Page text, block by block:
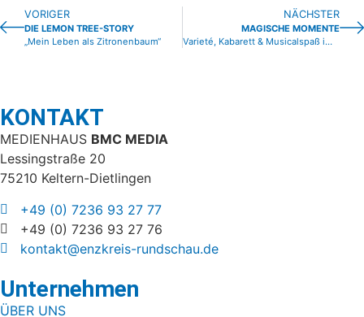
VORIGER
DIE LEMON TREE-STORY
„Mein Leben als Zitronenbaum“
NÄCHSTER
MAGISCHE MOMENTE
Varieté, Kabarett & Musicalspaß im Osterfeld
KONTAKT
MEDIENHAUS BMC MEDIA
Lessingstraße 20
75210 Keltern-Dietlingen
+49 (0) 7236 93 27 77
+49 (0) 7236 93 27 76
kontakt@enzkreis-rundschau.de
Unternehmen
ÜBER UNS